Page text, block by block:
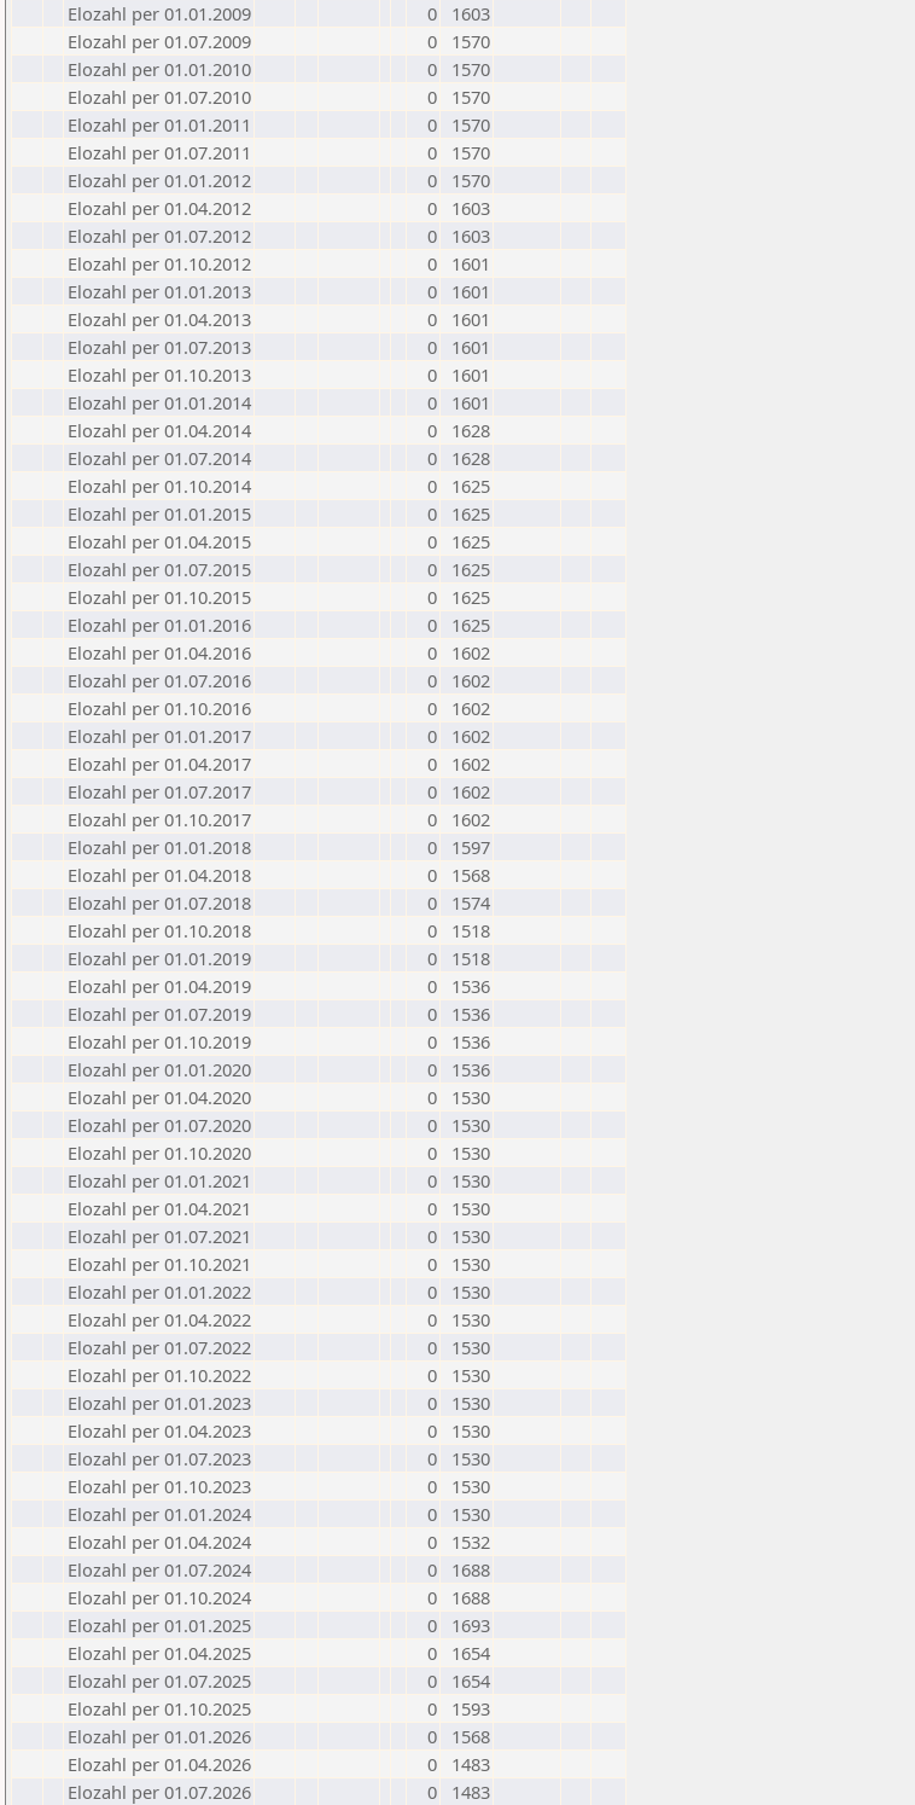
Elozahl per 01.01.2009
0
1603
Elozahl per 01.07.2009
0
1570
Elozahl per 01.01.2010
0
1570
Elozahl per 01.07.2010
0
1570
Elozahl per 01.01.2011
0
1570
Elozahl per 01.07.2011
0
1570
Elozahl per 01.01.2012
0
1570
Elozahl per 01.04.2012
0
1603
Elozahl per 01.07.2012
0
1603
Elozahl per 01.10.2012
0
1601
Elozahl per 01.01.2013
0
1601
Elozahl per 01.04.2013
0
1601
Elozahl per 01.07.2013
0
1601
Elozahl per 01.10.2013
0
1601
Elozahl per 01.01.2014
0
1601
Elozahl per 01.04.2014
0
1628
Elozahl per 01.07.2014
0
1628
Elozahl per 01.10.2014
0
1625
Elozahl per 01.01.2015
0
1625
Elozahl per 01.04.2015
0
1625
Elozahl per 01.07.2015
0
1625
Elozahl per 01.10.2015
0
1625
Elozahl per 01.01.2016
0
1625
Elozahl per 01.04.2016
0
1602
Elozahl per 01.07.2016
0
1602
Elozahl per 01.10.2016
0
1602
Elozahl per 01.01.2017
0
1602
Elozahl per 01.04.2017
0
1602
Elozahl per 01.07.2017
0
1602
Elozahl per 01.10.2017
0
1602
Elozahl per 01.01.2018
0
1597
Elozahl per 01.04.2018
0
1568
Elozahl per 01.07.2018
0
1574
Elozahl per 01.10.2018
0
1518
Elozahl per 01.01.2019
0
1518
Elozahl per 01.04.2019
0
1536
Elozahl per 01.07.2019
0
1536
Elozahl per 01.10.2019
0
1536
Elozahl per 01.01.2020
0
1536
Elozahl per 01.04.2020
0
1530
Elozahl per 01.07.2020
0
1530
Elozahl per 01.10.2020
0
1530
Elozahl per 01.01.2021
0
1530
Elozahl per 01.04.2021
0
1530
Elozahl per 01.07.2021
0
1530
Elozahl per 01.10.2021
0
1530
Elozahl per 01.01.2022
0
1530
Elozahl per 01.04.2022
0
1530
Elozahl per 01.07.2022
0
1530
Elozahl per 01.10.2022
0
1530
Elozahl per 01.01.2023
0
1530
Elozahl per 01.04.2023
0
1530
Elozahl per 01.07.2023
0
1530
Elozahl per 01.10.2023
0
1530
Elozahl per 01.01.2024
0
1530
Elozahl per 01.04.2024
0
1532
Elozahl per 01.07.2024
0
1688
Elozahl per 01.10.2024
0
1688
Elozahl per 01.01.2025
0
1693
Elozahl per 01.04.2025
0
1654
Elozahl per 01.07.2025
0
1654
Elozahl per 01.10.2025
0
1593
Elozahl per 01.01.2026
0
1568
Elozahl per 01.04.2026
0
1483
Elozahl per 01.07.2026
0 1483